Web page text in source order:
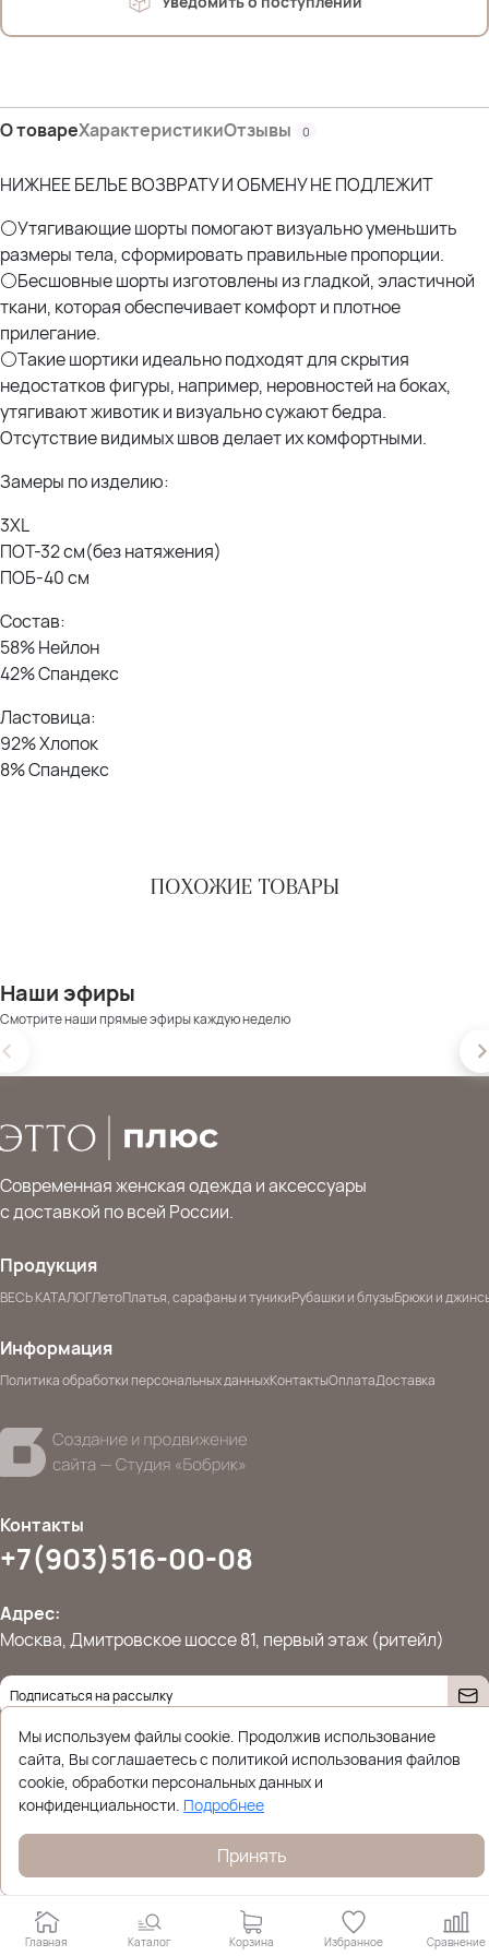
О товареХарактеристикиОтзывы 0
НИЖНЕЕ БЕЛЬЕ ВОЗВРАТУ И ОБМЕНУ НЕ ПОДЛЕЖИТ
⚪Утягивающие шорты помогают визуально уменьшить
размеры тела, сформировать правильные пропорции.
⚪Бесшовные шорты изготовлены из гладкой, эластичной
ткани, которая обеспечивает комфорт и плотное
прилегание.
⚪Такие шортики идеально подходят для скрытия
недостатков фигуры, например, неровностей на боках,
утягивают животик и визуально сужают бедра.
Отсутствие видимых швов делает их комфортными.
Замеры по изделию:
3XL
ПОТ-32 см(без натяжения)
ПОБ-40 см
Состав:
58% Нейлон
42% Спандекс
Ластовица:
92% Хлопок
8% Спандекс
ПОХОЖИЕ ТОВАРЫ
Наши эфиры
Смотрите наши прямые эфиры каждую неделю
Современная женская одежда и аксессуары
с доставкой по всей России.
Продукция
ВЕСЬ КАТАЛОГЛетоПлатья, сарафаны и туникиРубашки и блузыБрюки и
Информация
Политика обработки персональных данныхКонтактыОплатаДоставка
Контакты
+7(903)516-00-08
Адрес:
Москва, Дмитровское шоссе 81, первый этаж (ритейл)
© 2026 Ettoplus.ru — Все права защищены.
Политика конфиденциальности
Главная Каталог Корзина Избранное Сравнение
Мы используем файлы cookie. Продолжив использование
сайта, Вы соглашаетесь с политикой использования файлов
cookie, обработки персональных данных и
конфиденциальности. Подробнее
Принять